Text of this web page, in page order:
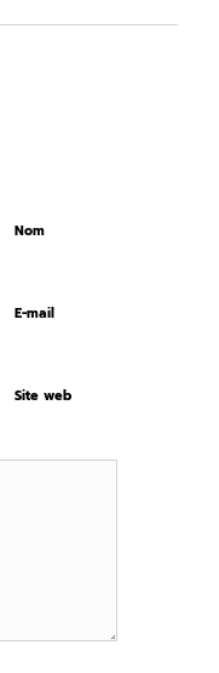
Nom
E-mail
Site web